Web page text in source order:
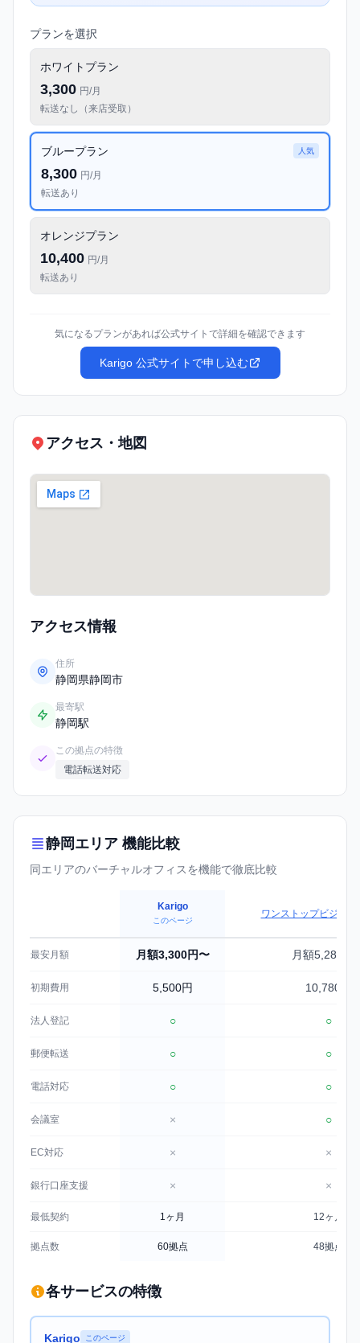
プランを選択
ホワイトプラン
3,300 円/月
転送なし（来店受取）
ブループラン 人気
8,300 円/月
転送あり
オレンジプラン
10,400 円/月
転送あり
気になるプランがあれば公式サイトで詳細を確認できます
Karigo 公式サイトで申し込む
アクセス・地図
アクセス情報
住所
静岡県静岡市
最寄駅
静岡駅
この拠点の特徴
電話転送対応
静岡エリア 機能比較
同エリアのバーチャルオフィスを機能で徹底比較
静岡エリアのバーチャルオフィス機能比較
Karigo
このページ
ワンストップビジネス
最安月額 月額3,300円〜 月額5,280円
初期費用 5,500円 10,780円
法人登記 ○ ○
郵便転送 ○ ○
電話対応 ○ ○
会議室 × ○
EC対応 × ×
銀行口座支援 × ×
最低契約 1ヶ月 12ヶ月
拠点数 60拠点 48拠点
各サービスの特徴
Karigo このページ